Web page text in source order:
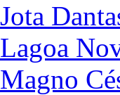
Jota
Lagoa
Magno